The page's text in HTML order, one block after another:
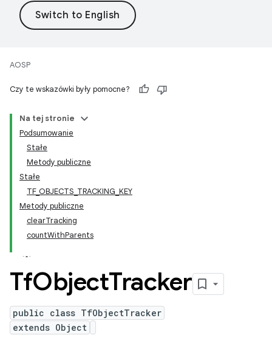
AOSP
Czy te wskazówki były pomocne?
Na tej stronie
Podsumowanie
Stałe
Metody publiczne
Stałe
TF_OBJECTS_TRACKING_KEY
Metody publiczne
clearTracking
countWithParents
TfObjectTracker
public class TfObjectTracker
extends Object